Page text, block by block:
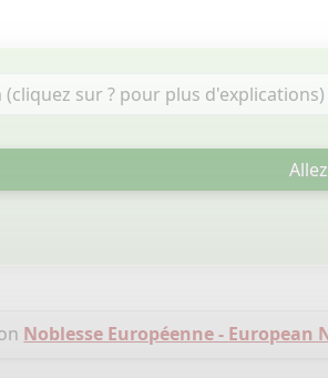
Noblesse Européenne - European